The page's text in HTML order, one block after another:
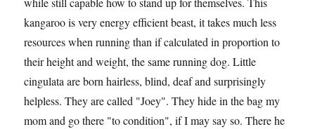
kangaroo is very energy efficient beast, it takes much less
resources when running than if calculated in proportion to
their height and weight, the same running dog. Little
cingulata are born hairless, blind, deaf and surprisingly
helpless. They are called "Joey". They hide in the bag my
mom and go there "to condition", if I may say so. There he